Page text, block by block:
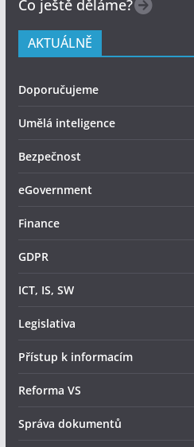
Co ještě děláme?
AKTUÁLNĚ
Doporučujeme
Umělá inteligence
Bezpečnost
eGovernment
Finance
GDPR
ICT, IS, SW
Legislativa
Přístup k informacím
Reforma VS
Správa dokumentů